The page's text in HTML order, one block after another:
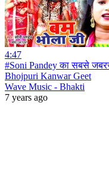
4:47
#Soni Pandey का सबसे
Bhojpuri Kanwar Geet
Wave Music - Bhakti
7 years ago